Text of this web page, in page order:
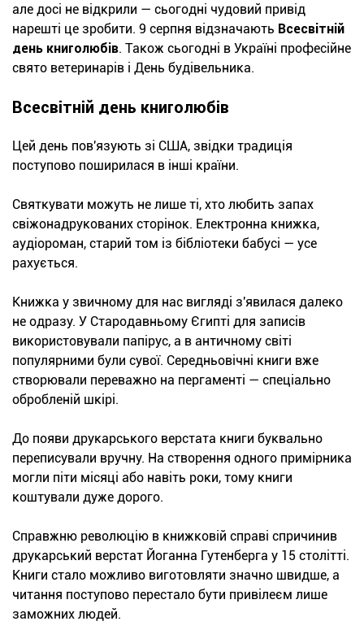
але досі не відкрили — сьогодні чудовий привід
нарешті це зробити. 9 серпня відзначають Всесвітній
день книголюбів. Також сьогодні в Україні професійне
свято ветеринарів і День будівельника.
Всесвітній день книголюбів
Цей день пов'язують зі США, звідки традиція
поступово поширилася в інші країни.
Святкувати можуть не лише ті, хто любить запах
свіжонадрукованих сторінок. Електронна книжка,
аудіороман, старий том із бібліотеки бабусі — усе
рахується.
Книжка у звичному для нас вигляді з'явилася далеко
не одразу. У Стародавньому Єгипті для записів
використовували папірус, а в античному світі
популярними були сувої. Середньовічні книги вже
створювали переважно на пергаменті — спеціально
обробленій шкірі.
До появи друкарського верстата книги буквально
переписували вручну. На створення одного примірника
могли піти місяці або навіть роки, тому книги
коштували дуже дорого.
Справжню революцію в книжковій справі спричинив
друкарський верстат Йоганна Гутенберга у 15 столітті.
Книги стало можливо виготовляти значно швидше, а
читання поступово перестало бути привілеєм лише
заможних людей.